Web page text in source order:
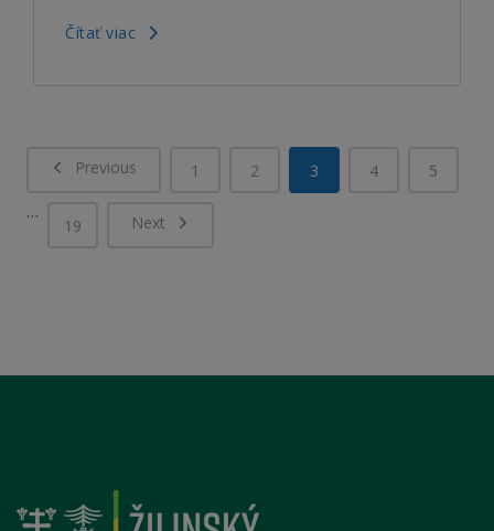
Čítať viac
Previous 1 2 3 4 5
…
19 Next